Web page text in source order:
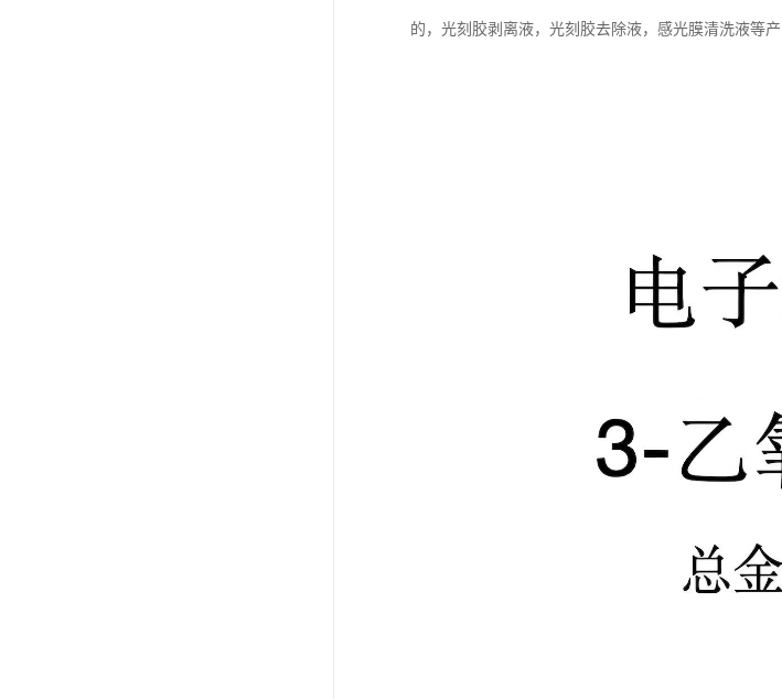
的，光刻胶剥离液，光刻胶去除液，感光膜清洗液等